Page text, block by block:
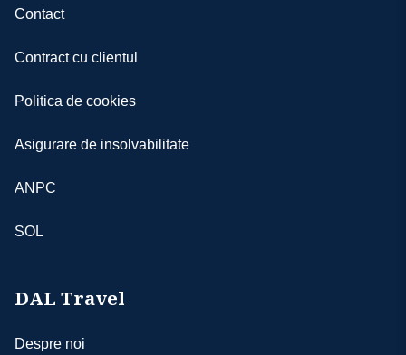
Contact
Contract cu clientul
Politica de cookies
Asigurare de insolvabilitate
ANPC
SOL
DAL Travel
Despre noi